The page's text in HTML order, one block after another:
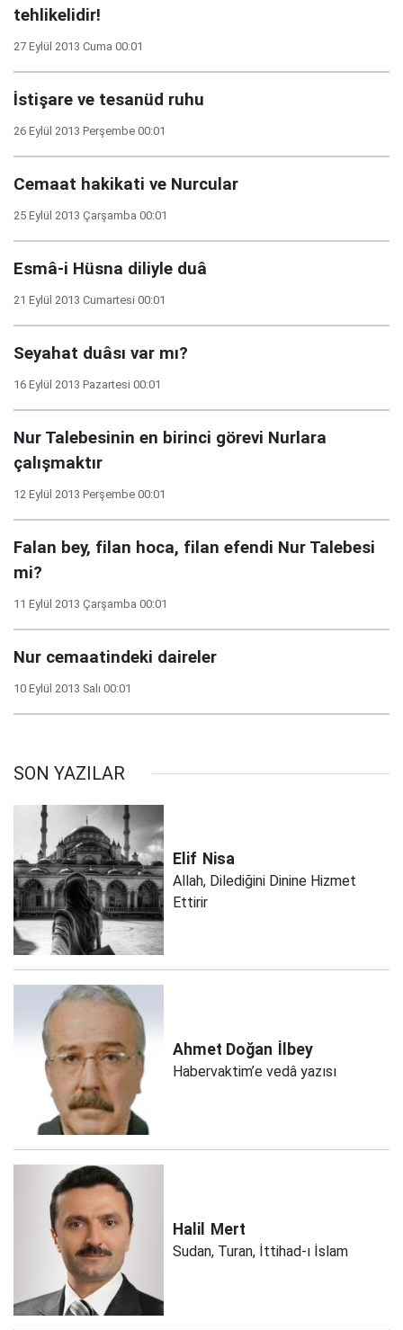
tehlikelidir!
27 Eylül 2013 Cuma 00:01
İstişare ve tesanüd ruhu
26 Eylül 2013 Perşembe 00:01
Cemaat hakikati ve Nurcular
25 Eylül 2013 Çarşamba 00:01
Esmâ-i Hüsna diliyle duâ
21 Eylül 2013 Cumartesi 00:01
Seyahat duâsı var mı?
16 Eylül 2013 Pazartesi 00:01
Nur Talebesinin en birinci görevi Nurlara
çalışmaktır
12 Eylül 2013 Perşembe 00:01
Falan bey, filan hoca, filan efendi Nur Talebesi
mi?
11 Eylül 2013 Çarşamba 00:01
Nur cemaatindeki daireler
10 Eylül 2013 Salı 00:01
SON YAZILAR
Elif Nisa
Allah, Dilediğini Dinine Hizmet
Ettirir
Ahmet Doğan İlbey
Habervaktim’e vedâ yazısı
Halil Mert
Sudan, Turan, İttihad-ı İslam